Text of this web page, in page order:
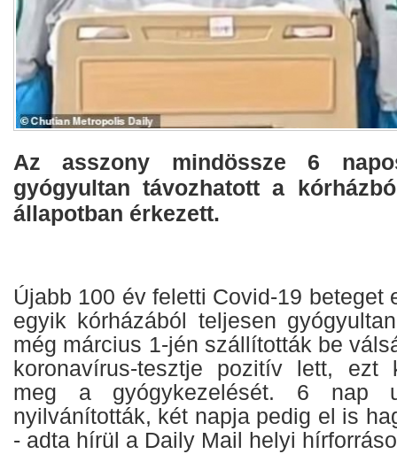
Az asszony mindössze 6
gyógyultan távozhatott a
állapotban érkezett.
Újabb 100 év feletti Covid-19 beteget
egyik kórházából teljesen
még március 1-jén szállították be
koronavírus-tesztje pozitív lett, ezt
meg a gyógykezelését. 6 nap
nyilvánították, két napja pedig el is
- adta hírül a Daily Mail helyi